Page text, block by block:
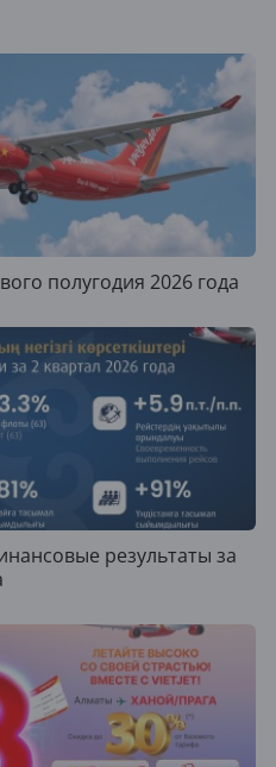
полугодия 2026 года
результаты за